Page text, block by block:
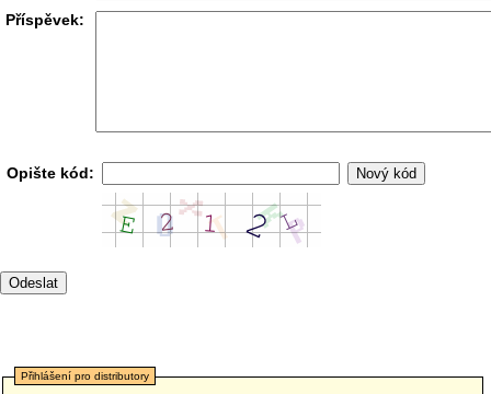
Příspěvek:
Opište kód:
Přihlášení pro distributory